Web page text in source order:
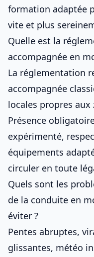
formation adaptée
vite et plus
Quelle est la
accompagnée en
La réglementation
accompagnée
locales propres
Présence
expérimenté,
équipements
circuler en toute
Quels sont les
de la conduite en
éviter ?
Pentes abruptes,
glissantes, météo